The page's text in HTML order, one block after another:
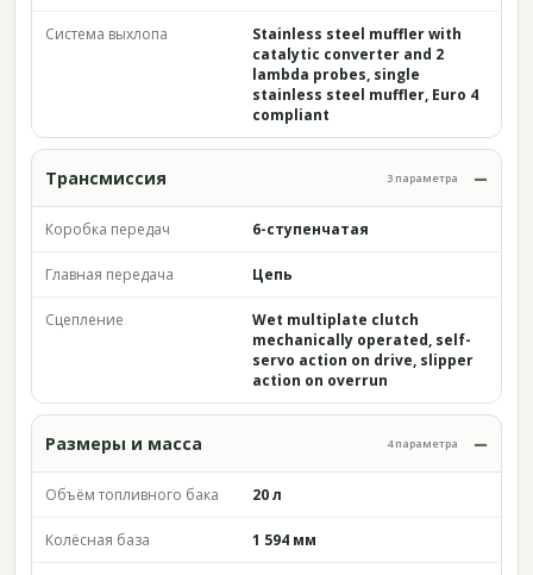
Система выхлопа
Stainless steel muffler with
catalytic converter and 2
lambda probes, single
stainless steel muffler, Euro 4
compliant
Трансмиссия 3 параметра
Коробка передач 6-ступенчатая
Главная передача Цепь
Сцепление
Wet multiplate clutch
mechanically operated, self-
servo action on drive, slipper
action on overrun
Размеры и масса 4 параметра
Объём топливного бака 20 л
Колёсная база 1 594 мм